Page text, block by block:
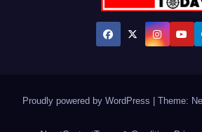
Proudly powered by WordPress | Theme: